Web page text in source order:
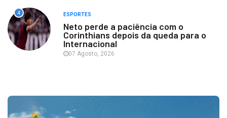
4 ESPORTES
Neto perde a paciência com o
Corinthians depois da queda para o
Internacional
07 Agosto, 2026